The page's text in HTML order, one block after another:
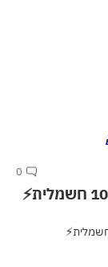
0
חדש בישראל: וולוו XC40 בגרסה 100% חשמלית⚡